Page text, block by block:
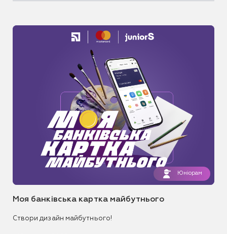
Юніорам
Моя банківська картка майбутнього
Створи дизайн майбутнього!